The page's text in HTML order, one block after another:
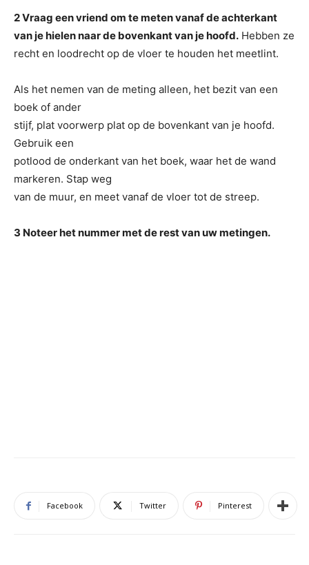
2 Vraag een vriend om te meten vanaf de achterkant
van je hielen naar de bovenkant van je hoofd. Hebben ze
recht en loodrecht op de vloer te houden het meetlint.
Als het nemen van de meting alleen, het bezit van een
boek of ander
stijf, plat voorwerp plat op de bovenkant van je hoofd.
Gebruik een
potlood de onderkant van het boek, waar het de wand
markeren. Stap weg
van de muur, en meet vanaf de vloer tot de streep.
3 Noteer het nummer met de rest van uw metingen.
Facebook Twitter Pinterest